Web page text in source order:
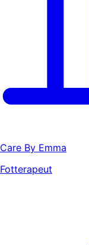
Care By Emma
Fotterapeut